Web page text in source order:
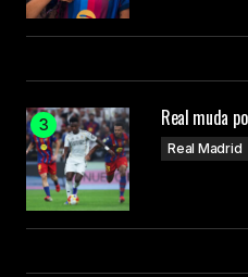
Real muda
Real Madrid